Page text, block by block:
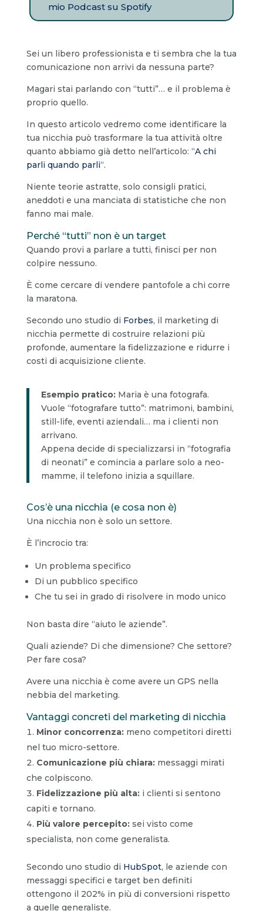
mio Podcast su Spotify
Sei un libero professionista e ti sembra che la tua
comunicazione non arrivi da nessuna parte?
Magari stai parlando con “tutti”… e il problema è
proprio quello.
In questo articolo vedremo come identificare la
tua nicchia può trasformare la tua attività oltre
quanto abbiamo già detto nell’articolo: “A chi
parli quando parli“.
Niente teorie astratte, solo consigli pratici,
aneddoti e una manciata di statistiche che non
fanno mai male.
Perché “tutti” non è un target
Quando provi a parlare a tutti, finisci per non
colpire nessuno.
È come cercare di vendere pantofole a chi corre
la maratona.
Secondo uno studio di Forbes, il marketing di
nicchia permette di costruire relazioni più
profonde, aumentare la fidelizzazione e ridurre i
costi di acquisizione cliente.
Esempio pratico:Maria è una fotografa.
Vuole “fotografare tutto”: matrimoni, bambini,
still-life, eventi aziendali… ma i clienti non
arrivano.
Appena decide di specializzarsi in “fotografia
di neonati” e comincia a parlare solo a neo-
mamme, il telefono inizia a squillare.
Cos’è una nicchia (e cosa non è)
Una nicchia non è solo un settore.
È l’incrocio tra:
Un problema specifico
Di un pubblico specifico
Che tu sei in grado di risolvere in modo unico
Non basta dire “aiuto le aziende”.
Quali aziende? Di che dimensione? Che settore?
Per fare cosa?
Avere una nicchia è come avere un GPS nella
nebbia del marketing.
Vantaggi concreti del marketing di nicchia
Minor concorrenza:meno competitori diretti
nel tuo micro-settore.
Comunicazione più chiara:messaggi mirati
che colpiscono.
Fidelizzazione più alta:i clienti si sentono
capiti e tornano.
Più valore percepito:sei visto come
specialista, non come generalista.
Secondo uno studio di HubSpot, le aziende con
messaggi specifici e target ben definiti
ottengono il 202% in più di conversioni rispetto
a quelle generaliste.